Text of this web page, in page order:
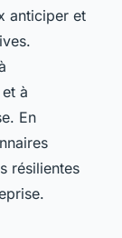
anticiper et
à
En
résilientes